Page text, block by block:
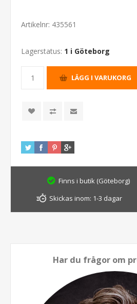
Artikelnr: 435561
Lagerstatus: 1 i Göteborg
Finns i butik (Göteborg)
Skickas inom: 1-3 dagar
Har du frågor om